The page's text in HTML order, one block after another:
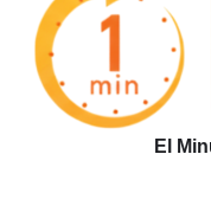
El